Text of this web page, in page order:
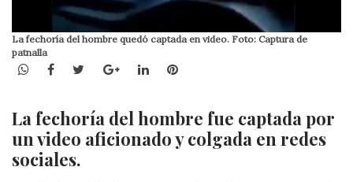
La fechoría del hombre quedó captada en video. Foto: Captura de
patnalla
WhatsApp
Facebook
TwitterGoogle+LinkedInPinterest
La fechoría del hombre fue captada por
un video aficionado y colgada en redes
sociales.